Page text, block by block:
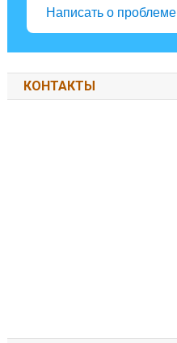
Написать о проблеме
КОНТАКТЫ